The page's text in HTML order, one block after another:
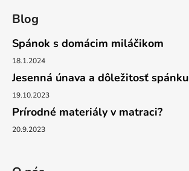
Blog
Spánok s domácim miláčikom
18.1.2024
Jesenná únava a dôležitosť spánku
19.10.2023
Prírodné materiály v matraci?
20.9.2023